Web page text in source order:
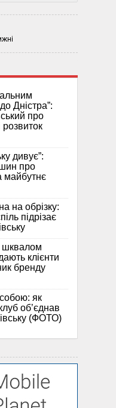
Дністра”:
про
розвиток
дивує”:
про
майбутнє
на обрізку:
підрізає
шквалом
клієнти
бренду
як
об’єднав
(ФОТО)